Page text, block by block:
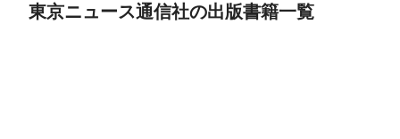
東京ニュース通信社の出版書籍一覧